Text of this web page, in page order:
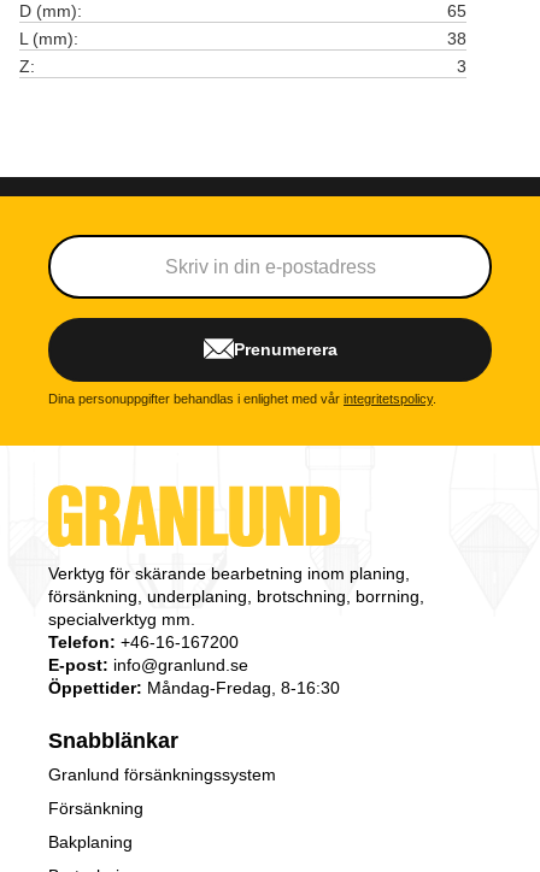
D (mm)
65
L (mm)
38
Z
3
Prenumerera
Dina personuppgifter behandlas i enlighet med vår integritetspolicy.
Verktyg för skärande bearbetning inom planing,
försänkning, underplaning, brotschning, borrning,
specialverktyg mm.
Telefon: +46-16-167200
E-post: info@granlund.se
Öppettider: Måndag-Fredag, 8-16:30
Snabblänkar
Granlund försänkningssystem
Försänkning
Bakplaning